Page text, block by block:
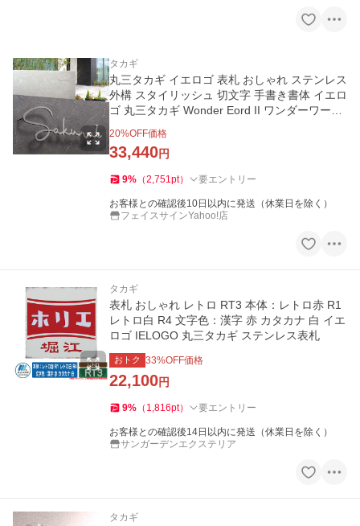
タカギ
丸三タカギ イエロゴ 表札 おしゃれ ステンレス
外構 スタイリッシュ 切文字 手書き書体 イエロ
ゴ 丸三タカギ Wonder Eord II ワンダーワード
20%OFF価格
33,440円
9% （2,751pt） 要エントリー
お客様との確認後10日以内に発送（休業日を除く）
フェイスサインYahoo!店
タカギ
表札 おしゃれ レトロ RT3 本体：レトロ赤 R1
レトロ白 R4 文字色：漢字 赤 カタカナ 白 イエ
ロゴ IELOGO 丸三タカギ ステンレス表札
おトク 33%OFF価格
22,100円
9% （ 1,816pt） 要エントリー
お客様との確認後14日以内に発送（休業日を除く）
サンガーデンエクステリア
タカギ